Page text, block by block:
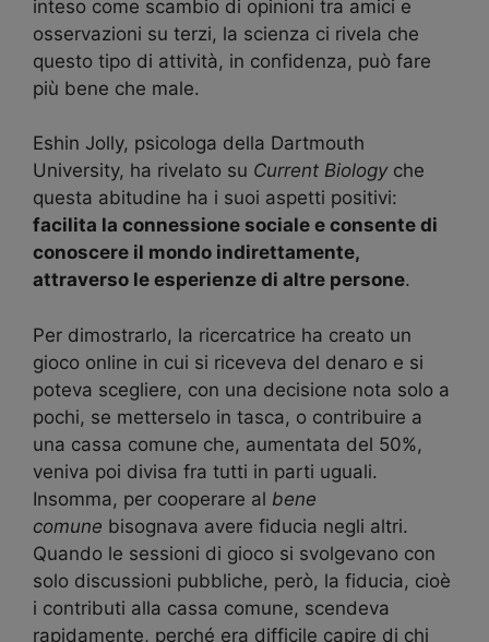
inteso come scambio di opinioni tra amici e
osservazioni su terzi, la scienza ci rivela che
questo tipo di attività, in confidenza, può fare
più bene che male.
Eshin Jolly, psicologa della Dartmouth
University, ha rivelato su Current Biologyche
questa abitudine ha i suoi aspetti positivi:
facilita la connessione sociale e consente di
conoscere il mondo indirettamente,
attraverso le esperienze di altre persone.
Per dimostrarlo, la ricercatrice ha creato un
gioco online in cui si riceveva del denaro e si
poteva scegliere, con una decisione nota solo a
pochi, se metterselo in tasca, o contribuire a
una cassa comune che, aumentata del 50%,
veniva poi divisa fra tutti in parti uguali.
Insomma, per cooperare al bene
comune bisognava avere fiducia negli altri.
Quando le sessioni di gioco si svolgevano con
solo discussioni pubbliche, però, la fiducia, cioè
i contributi alla cassa comune, scendeva
rapidamente, perché era difficile capire di chi